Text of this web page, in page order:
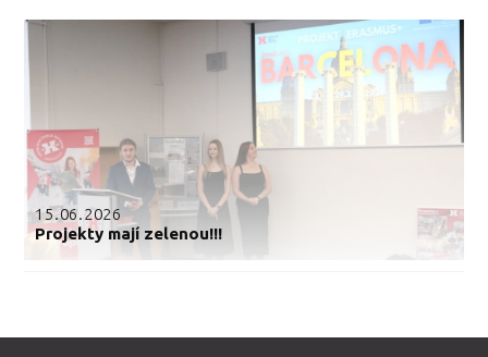
15.06.2026
Projekty mají zelenou!!!